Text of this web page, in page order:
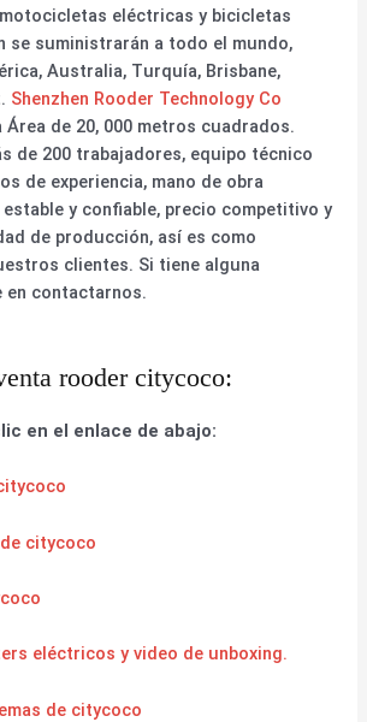
eléctricas y bicicletas
se suministrarán a todo el mundo,
Australia, Turquía, Brisbane,
Shenzhen Rooder Technology Co
Área de 20, 000 metros cuadrados.
de 200 trabajadores, equipo técnico
de experiencia, mano de obra
y confiable, precio competitivo y
de producción, así es como
clientes. Si tiene alguna
en contactarnos.
rooder citycoco:
en el enlace de abajo:
citycoco
eléctricos y video de unboxing.
de citycoco